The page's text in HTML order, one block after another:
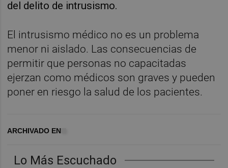
Lo Más Escuchado
del delito de intrusismo.
El intrusismo médico no es un problema
menor ni aislado. Las consecuencias de
permitir que personas no capacitadas
ejerzan como médicos son graves y pueden
poner en riesgo la salud de los pacientes.
ARCHIVADO EN